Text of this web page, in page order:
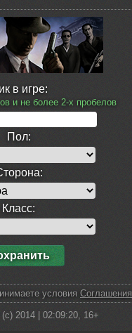
в игре:
и не более 2-х пробелов
Пол:
Класс:
условия Соглашения
2014 | 02:09:20, 16+